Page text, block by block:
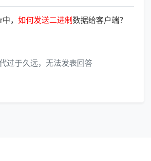
， 如何发送二进制 数据给客户端？
过于久远，无法发表回答